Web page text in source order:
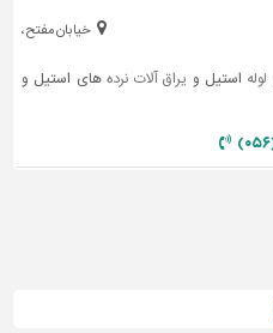
خیابان مفتح،
لوله استیل و یراق آلات نرده های استیل و